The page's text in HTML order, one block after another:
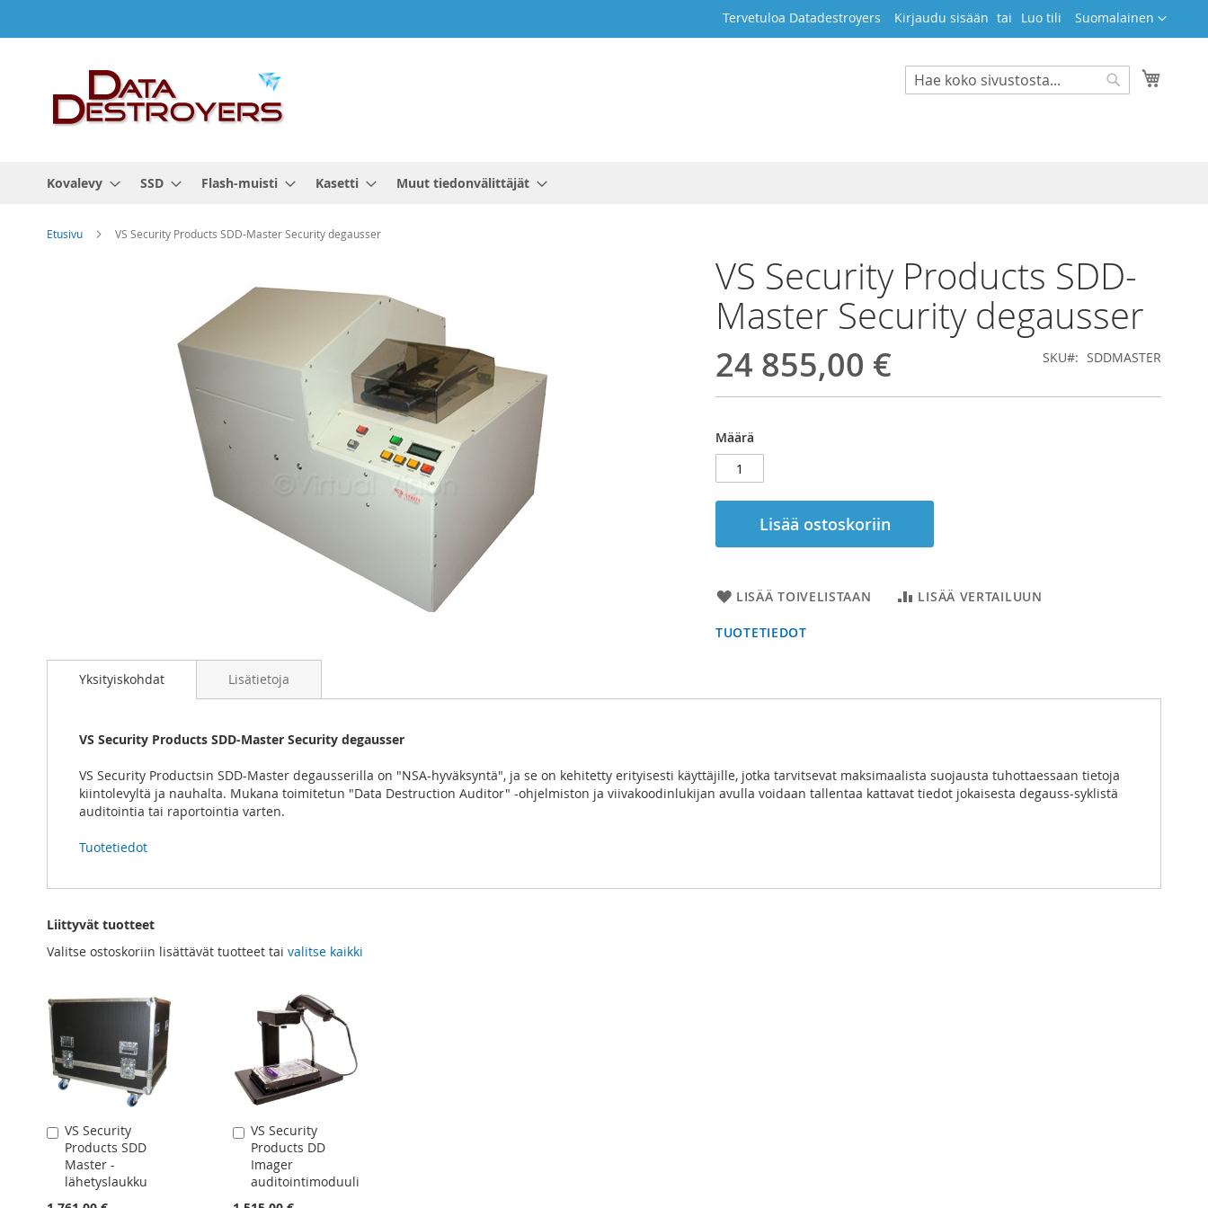
to
Kieli
Suomalainen
Tervetuloa Datadestroyers Kirjaudu sisään Luo tili
Search
Kovalevy SSD Flash-muisti Kasetti Muut tiedonvälittäjät
Etusivu VS Security Products SDD-Master Security degausser
VS Security Products SDD-
Master Security degausser
24 855,00 € SKU SDDMASTER
Määrä
Lisää ostoskoriin
LISÄÄ TOIVELISTAAN LISÄÄ VERTAILUUN
TUOTETIEDOT
to
images
gallery
Yksityiskohdat
VS Security Products SDD-Master Security degausser
VS Security Productsin SDD-Master degausserilla on "NSA-hyväksyntä", ja se on kehitetty erityisesti käyttäjille, jotka tarvitsevat maksimaalista suojausta tuhottaessaan tietoja
kiintolevyltä ja nauhalta. Mukana toimitetun "Data Destruction Auditor" -ohjelmiston ja viivakoodinlukijan avulla voidaan tallentaa kattavat tiedot jokaisesta degauss-syklistä
auditointia tai raportointia varten.
Tuotetiedot
Lisätietoja
Liittyvät tuotteet
Valitse ostoskoriin lisättävät tuotteet tai valitse kaikki
VS Security
Products SDD
Master -
lähetyslaukku
Lisää
ostoskoriin
VS Security
Products DD
Imager
auditointimoduuli
Lisää
ostoskoriin